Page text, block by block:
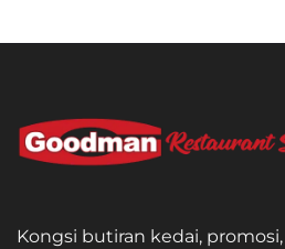
Kongsi butiran kedai,